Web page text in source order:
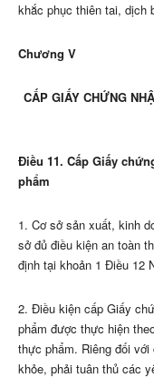
khắc phục thiên tai, dịch
Chương V
CẤP GIẤY CHỨNG
Điều 11. Cấp Giấy
phẩm
1. Cơ sở sản xuất, kinh
sở đủ điều kiện an toàn
định tại khoản 1 Điều 12
2. Điều kiện cấp Giấy
phẩm được thực hiện
thực phẩm. Riêng đối
khỏe, phải tuân thủ các